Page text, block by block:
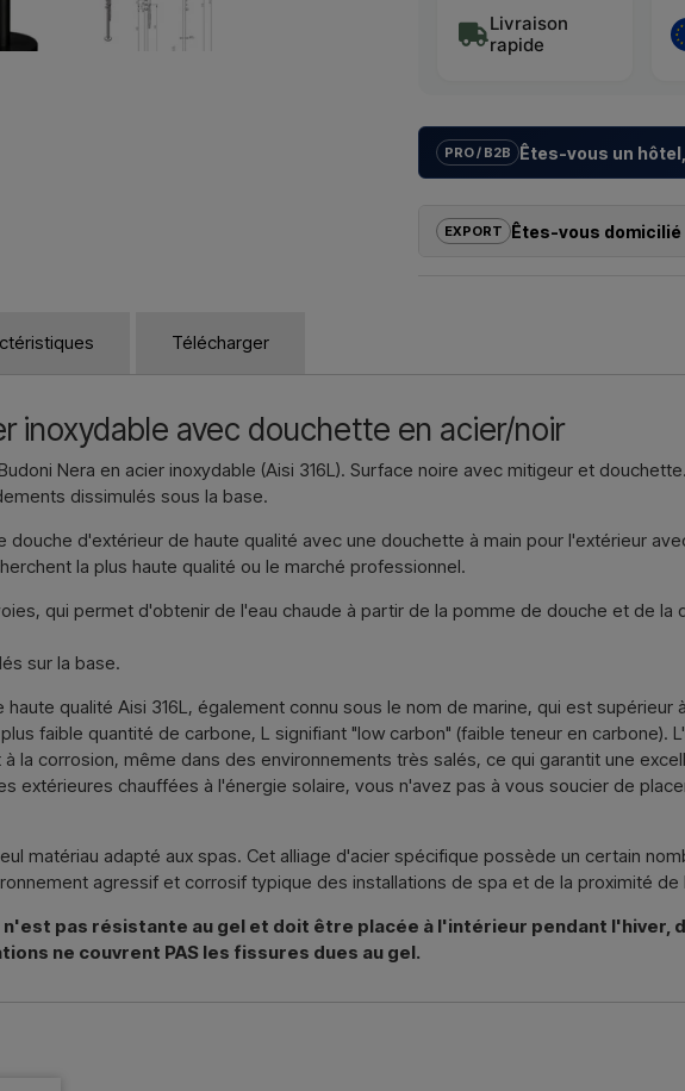
Livraison
rapide
PRO / B2B Êtes-vous un
avec des
la bonne installation.
EXPORT Êtes-vous domicilié
que les adresses de facturation
Nous
Télécharger
inoxydable avec douchette en acier/noir
Nera en acier inoxydable (Aisi 316L). Surface noire avec mitigeur et
dissimulés sous la base.
douche d'extérieur de haute qualité avec une douchette à main pour l'extérieur
la plus haute qualité ou le marché professionnel.
qui permet d'obtenir de l'eau chaude à partir de la pomme de douche et de la
sur la base.
haute qualité Aisi 316L, également connu sous le nom de marine, qui est supérieur
plus faible quantité de carbone, L signifiant "low carbon" (faible teneur en carbone).
la corrosion, même dans des environnements très salés, ce qui garantit une
extérieures chauffées à l'énergie solaire, vous n'avez pas à vous soucier de
matériau adapté aux spas. Cet alliage d'acier spécifique possède un certain
agressif et corrosif typique des installations de spa et de la proximité de
n'est pas résistante au gel et doit être placée à l'intérieur pendant l'hiver,
ne couvrent PAS les fissures dues au gel.